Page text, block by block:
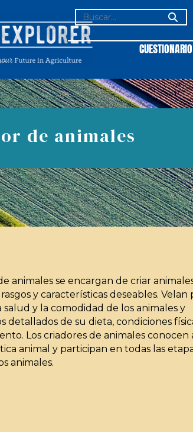
BUSCAR:
de animales
animales se encargan de criar
y características deseables. Velan
salud y la comodidad de los animales y
detallados de su dieta, condiciones
Los criadores de animales conocen
animal y participan en todas las
animales.